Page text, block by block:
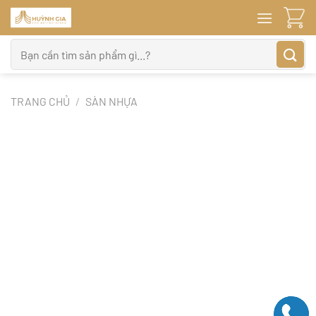
Bỏ
qua
nội
dung
kiếm:
TRANG CHỦ / SÀN NHỰA